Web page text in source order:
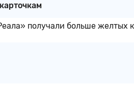
получали больше желтых